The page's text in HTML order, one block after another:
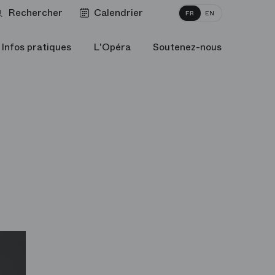
Rechercher Calendrier FR EN
Infos pratiques L'Opéra Soutenez-nous